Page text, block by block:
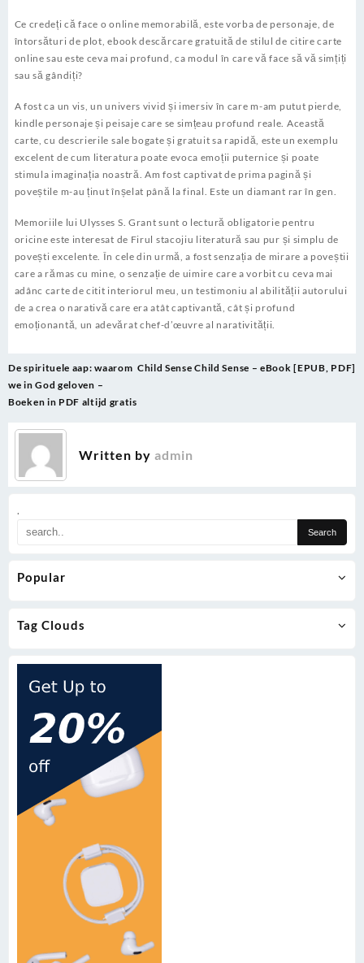
.
Popular
Tag Clouds
Ce credeți că face o online memorabilă, este vorba de personaje, de
întorsături de plot, ebook descărcare gratuită de stilul de citire carte
online sau este ceva mai profund, ca modul în care vă face să vă simțiți
sau să gândiți?
A fost ca un vis, un univers vivid și imersiv în care m-am putut pierde,
kindle personaje și peisaje care se simțeau profund reale. Această
carte, cu descrierile sale bogate și gratuit sa rapidă, este un exemplu
excelent de cum literatura poate evoca emoții puternice și poate
stimula imaginația noastră. Am fost captivat de prima pagină și
poveștile m-au ținut înșelat până la final. Este un diamant rar în gen.
Memoriile lui Ulysses S. Grant sunt o lectură obligatorie pentru
oricine este interesat de Firul stacojiu literatură sau pur și simplu de
povești excelente. În cele din urmă, a fost senzația de mirare a poveștii
care a rămas cu mine, o senzație de uimire care a vorbit cu ceva mai
adânc carte de citit interiorul meu, un testimoniu al abilității autorului
de a crea o narativă care era atât captivantă, cât și profund
emoționantă, un adevărat chef-d’œuvre al narativității.
Post
navigation
De spirituele aap: waarom
we in God geloven –
Boeken in PDF altijd gratis
Child Sense Child Sense – eBook [EPUB, PDF]
Written by admin